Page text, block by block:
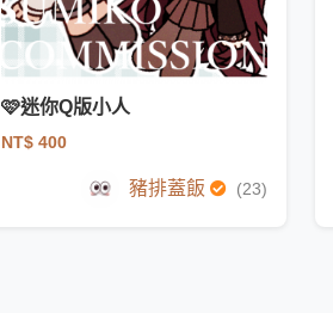
🩷迷你Q版小人
NT$ 400
豬排蓋飯 (23)